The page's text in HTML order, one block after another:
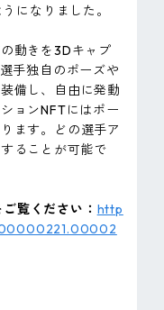
になりました。
動きを3Dキャプ
手独自のポーズや
備し、自由に発動
ョンNFTにはポー
ます。どの選手ア
ることが可能で
覧ください： http